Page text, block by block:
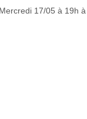
Mercredi 17/05 à 19h à